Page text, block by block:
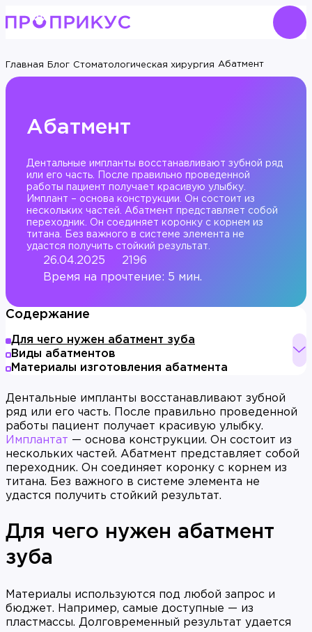
Главная Блог Стоматологическая хирургия Абатмент
Абатмент
Дентальные импланты восстанавливают зубной ряд
или его часть. После правильно проведенной
работы пациент получает красивую улыбку.
Имплант – основа конструкции. Он состоит из
нескольких частей. Абатмент представляет собой
переходник. Он соединяет коронку с корнем из
титана. Без важного в системе элемента не
удастся получить стойкий результат.
26.04.2025
2196
Время на прочтение: 5 мин.
Содержание
Для чего нужен абатмент зуба
Виды абатментов
Материалы изготовления абатмента
Дентальные импланты восстанавливают зубной
ряд или его часть. После правильно проведенной
работы пациент получает красивую улыбку.
Имплантат — основа конструкции. Он состоит из
нескольких частей. Абатмент представляет собой
переходник. Он соединяет коронку с корнем из
титана. Без важного в системе элемента не
удастся получить стойкий результат.
Для чего нужен абатмент
зуба
Материалы используются под любой запрос и
бюджет. Например, самые доступные — из
пластмассы. Долговременный результат удается